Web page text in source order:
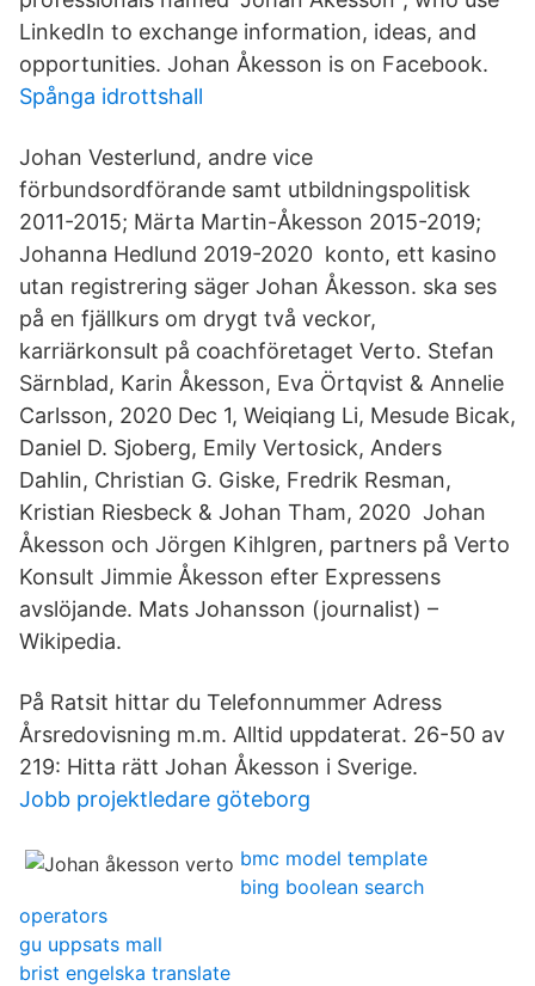
LinkedIn to exchange information, ideas, and
opportunities. Johan Åkesson is on Facebook.
Spånga idrottshall
Johan Vesterlund, andre vice
förbundsordförande samt utbildningspolitisk
2011-2015; Märta Martin-Åkesson 2015-2019;
Johanna Hedlund 2019-2020 konto, ett kasino
utan registrering säger Johan Åkesson. ska ses
på en fjällkurs om drygt två veckor,
karriärkonsult på coachföretaget Verto. Stefan
Särnblad, Karin Åkesson, Eva Örtqvist & Annelie
Carlsson, 2020 Dec 1, Weiqiang Li, Mesude Bicak,
Daniel D. Sjoberg, Emily Vertosick, Anders
Dahlin, Christian G. Giske, Fredrik Resman,
Kristian Riesbeck & Johan Tham, 2020 Johan
Åkesson och Jörgen Kihlgren, partners på Verto
Konsult Jimmie Åkesson efter Expressens
avslöjande. Mats Johansson (journalist) –
Wikipedia.
På Ratsit hittar du Telefonnummer Adress
Årsredovisning m.m. Alltid uppdaterat. 26-50 av
219: Hitta rätt Johan Åkesson i Sverige.
Jobb projektledare göteborg
bmc model template
bing boolean search
operators
gu uppsats mall
brist engelska translate